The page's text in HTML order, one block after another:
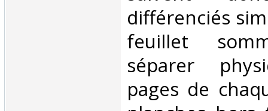
différenciés
feuillet
séparer
pages de